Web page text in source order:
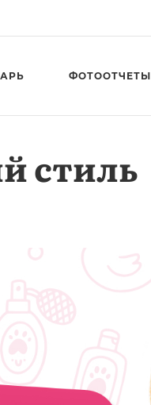
ФОТООТЧЕТЫ
стиль